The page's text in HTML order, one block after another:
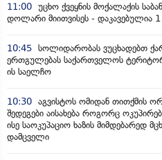
11:00 უცხო ქვეყნის მოქალაქის
დოლარი მიითვისეს - დაკავებულია 1
10:45 სოლიდარობას ვუცხადებთ
ერთგულებას საქართველოს
ის საელჩო
10:30 აგვისტოს ომიდან თითქმის
შედეგები აისახება როგორც
ისე საოკუპაციო ხაზის მიმდებარედ
დამცველი